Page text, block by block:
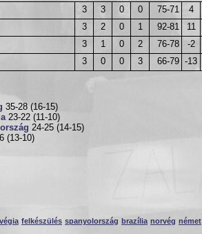
3 3 0 0 75-71 4
3 2 0 1 92-81 11
3 1 0 2 76-78 -2
3 0 0 3 66-79 -13
35-28 (16-15)
23-22 (11-10)
24-25 (14-15)
(13-10)
felkészülés spanyolország brazília norvég német